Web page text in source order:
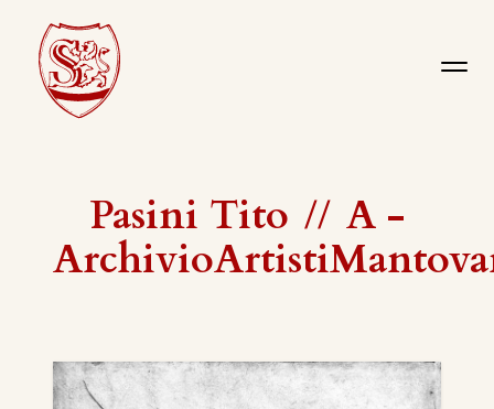
Pasini Tito // A -